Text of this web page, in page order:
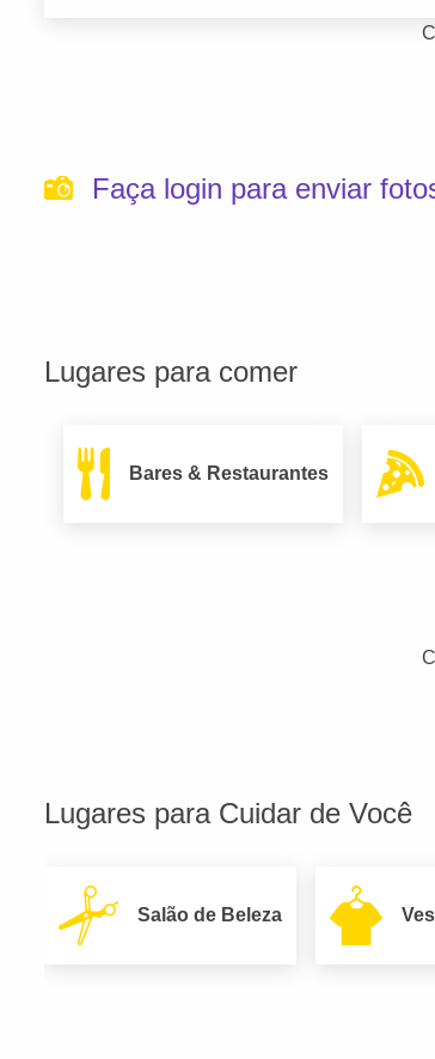
Faça login para enviar
Lugares para comer
Bares & Restaurantes
Lugares para Cuidar de Você
Salão de Beleza